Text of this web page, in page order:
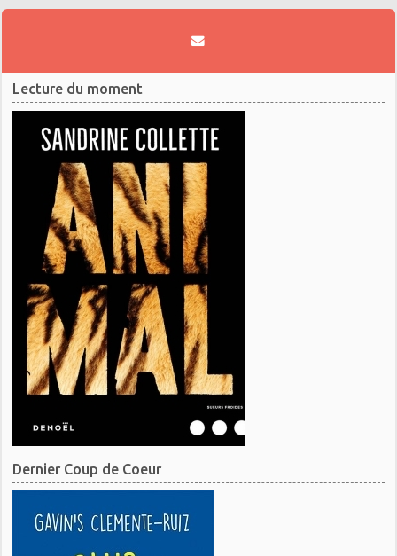
Lecture du moment
Dernier Coup de Coeur